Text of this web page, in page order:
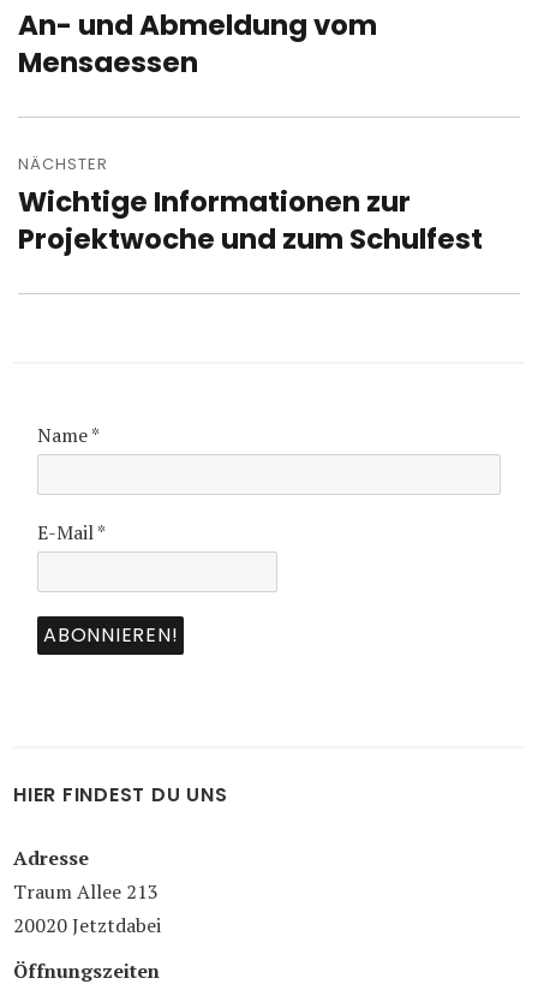
Vorheriger
Beitrag:
An- und Abmeldung vom
Mensaessen
NÄCHSTER
Nächster
Beitrag:
Wichtige Informationen zur
Projektwoche und zum Schulfest
Name*
E-Mail*
HIER FINDEST DU UNS
Adresse
Traum Allee 213
20020 Jetztdabei
Öffnungszeiten